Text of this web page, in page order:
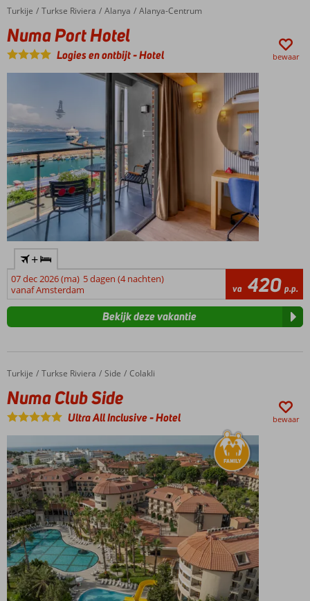
Swim-
kamers
Genieten
Home
Turkije Turkse Riviera Alanya Alanya-Centrum
Numa Port Hotel
Numa Port Hotel
Logies en ontbijt-Hotel bewaar
+
07 dec 2026 (ma) 5 dagen (4 nachten)
vanaf Amsterdam
va 420 p.p.
Bekijk deze vakantie
Home
Turkije Turkse Riviera Side Colakli
Numa Club Side
Numa Club Side
Ultra All Inclusive-Hotel bewaar